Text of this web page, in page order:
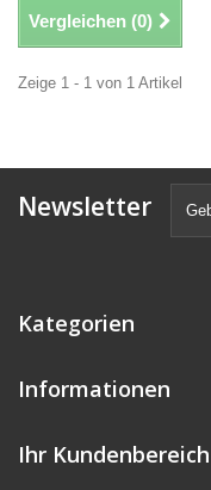
Vergleichen (0)
Zeige 1 - 1 von 1 Artikel
Newsletter
Kategorien
Informationen
Ihr Kundenbereich